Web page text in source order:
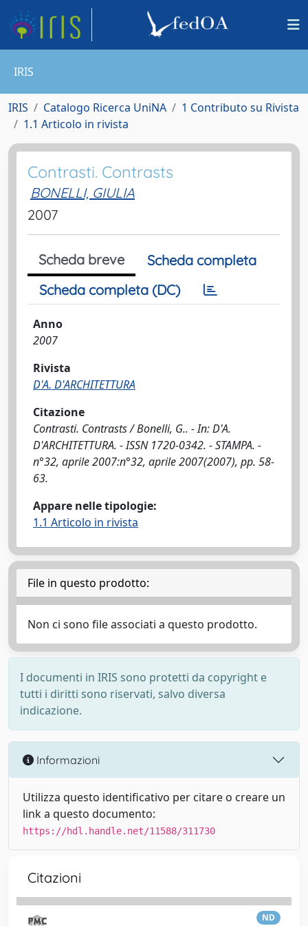
IRIS
IRIS Catalogo Ricerca UniNA
1 Contributo su Rivista
1.1 Articolo in rivista
Contrasti. Contrasts
BONELLI, GIULIA
2007
Scheda breve
Scheda completa
Scheda completa (DC)
Anno
2007
Rivista
D'A. D'ARCHITETTURA
Citazione
Contrasti. Contrasts / Bonelli, G.. - In: D'A.
D'ARCHITETTURA. - ISSN 1720-0342. - STAMPA. -
n°32, aprile 2007:n°32, aprile 2007(2007), pp. 58-
63.
Appare nelle tipologie:
1.1 Articolo in rivista
File in questo prodotto:
Non ci sono file associati a questo prodotto.
I documenti in IRIS sono protetti da copyright e
tutti i diritti sono riservati, salvo diversa
indicazione.
Informazioni
Utilizza questo identificativo per citare o creare un
link a questo documento:
https://hdl.handle.net/11588/311730
Citazioni
ND